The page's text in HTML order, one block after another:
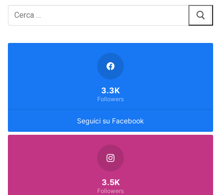
Cerca:
Seguici su Facebook
3.3K
Followers
3.5K
Followers